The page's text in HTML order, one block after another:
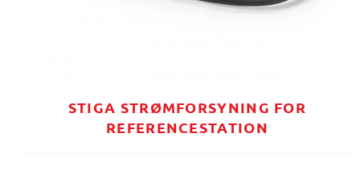
STIGA STRØMFORSYNING FOR
REFERENCESTATION